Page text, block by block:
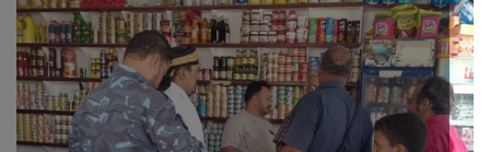
ثقافة وفن
اقتصاد